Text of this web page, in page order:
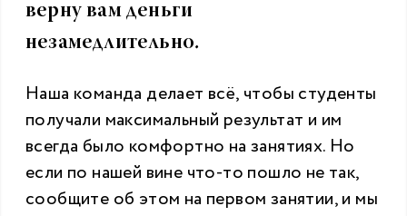
верну вам деньги
незамедлительно.
Наша команда делает всё, чтобы студенты
получали максимальный результат и им
всегда было комфортно на занятиях. Но
если по нашей вине что-то пошло не так,
сообщите об этом на первом занятии, и мы